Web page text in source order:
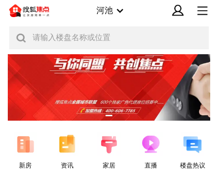
河池
请输入楼盘名称或位置
新房 资讯 家居 直播 楼盘热议